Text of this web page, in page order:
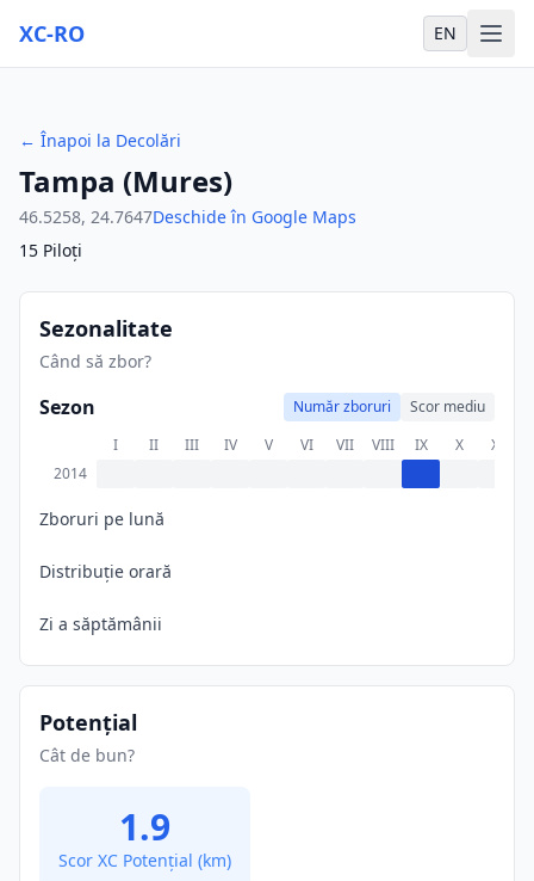
XC-RO EN
← Înapoi la Decolări
Tampa (Mures)
46.5258, 24.7647Deschide în Google Maps
15 Piloți
Sezonalitate
Când să zbor?
Sezon Număr zboruri
Scor mediu
I
II III IV V VI VII VIII IX X XI
2014
Zboruri pe lună
Distribuție orară
Zi a săptămânii
Potențial
Cât de bun?
1.9
Scor XC Potențial (km)